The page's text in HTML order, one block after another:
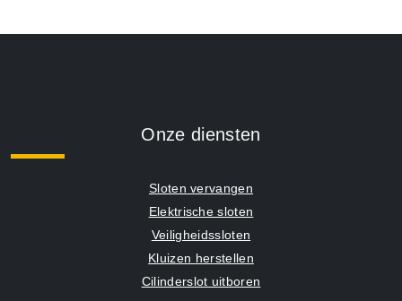
Onze diensten
Sloten vervangen
Elektrische sloten
Veiligheidssloten
Kluizen herstellen
Cilinderslot uitboren